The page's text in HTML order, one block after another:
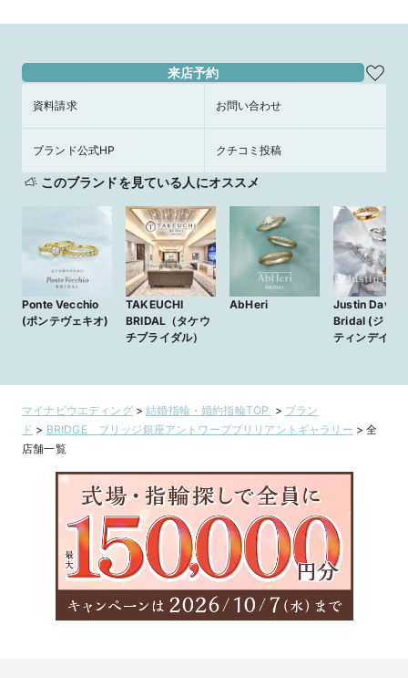
来店予約
資料請求 お問い合わせ
ブランド公式HP クチコミ投稿
このブランドを見ている人にオススメ
Ponte Vecchio
(ポンテヴェキオ)
TAKEUCHI
BRIDAL（タケウ
チブライダル）
AbHeri
Justin Davis
Bridal (ジャス
ティンデイビ
マイナビウエディング>結婚指輪・婚約指輪TOP > ブラン
ド > BRIDGE ブリッジ銀座アントワープブリリアントギャラリー >全
店舗一覧